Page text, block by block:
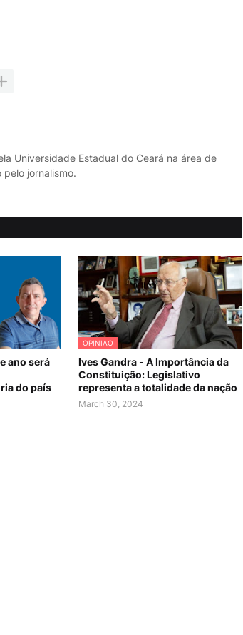
Universidade Estadual do Ceará na área de
jornalismo.
ano será
do país
OPINIAO
Ives Gandra - A Importância da
Constituição: Legislativo
representa a totalidade da nação
March 30, 2024